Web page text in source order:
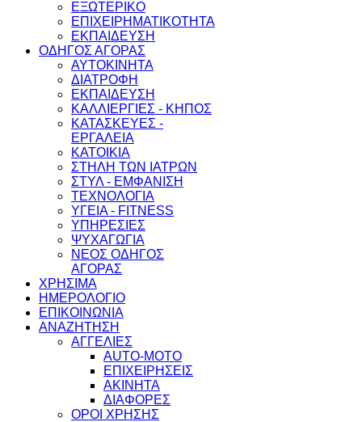
ΕΞΩΤΕΡΙΚΟ
ΕΠΙΧΕΙΡΗΜΑΤΙΚΟΤΗΤΑ
ΕΚΠΑΙΔΕΥΣΗ
ΟΔΗΓΟΣ ΑΓΟΡΑΣ
ΑΥΤΟΚΙΝΗΤΑ
ΔΙΑΤΡΟΦΗ
ΕΚΠΑΙΔΕΥΣΗ
ΚΑΛΛΙΕΡΓΙΕΣ - ΚΗΠΟΣ
ΚΑΤΑΣΚΕΥΕΣ -
ΕΡΓΑΛΕΙΑ
ΚΑΤΟΙΚΙΑ
ΣΤΗΛΗ ΤΩΝ ΙΑΤΡΩΝ
ΣΤΥΛ - ΕΜΦΑΝΙΣΗ
ΤΕΧΝΟΛΟΓΙΑ
ΥΓΕΙΑ - FITNESS
ΥΠΗΡΕΣΙΕΣ
ΨΥΧΑΓΩΓΙΑ
ΝΕΟΣ ΟΔΗΓΟΣ
ΑΓΟΡΑΣ
ΧΡΗΣΙΜΑ
ΗΜΕΡΟΛΟΓΙΟ
ΕΠΙΚΟΙΝΩΝΙΑ
ΑΝΑΖΗΤΗΣΗ
ΑΓΓΕΛΙΕΣ
AUTO-MOTO
ΕΠΙΧΕΙΡΗΣΕΙΣ
ΑΚΙΝΗΤΑ
ΔΙΑΦΟΡΕΣ
ΟΡΟΙ ΧΡΗΣΗΣ